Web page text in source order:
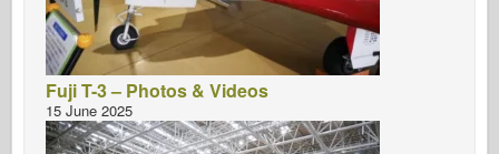
Fuji T-3 – Photos & Videos
15 June 2025